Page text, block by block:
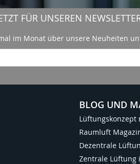
FÜR UNSEREN
im Monat über unsere Neuheiten
BLOG UND
Lüftungskonzept
Raumluft
Dezentrale
Zentrale Lüftung